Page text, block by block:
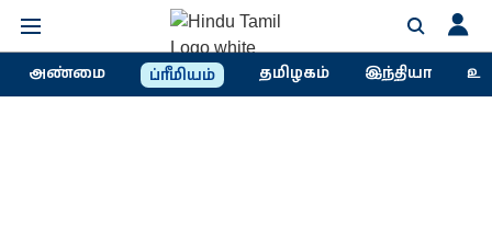
அண்மை ப்ரீமியம் தமிழகம் இந்தியா